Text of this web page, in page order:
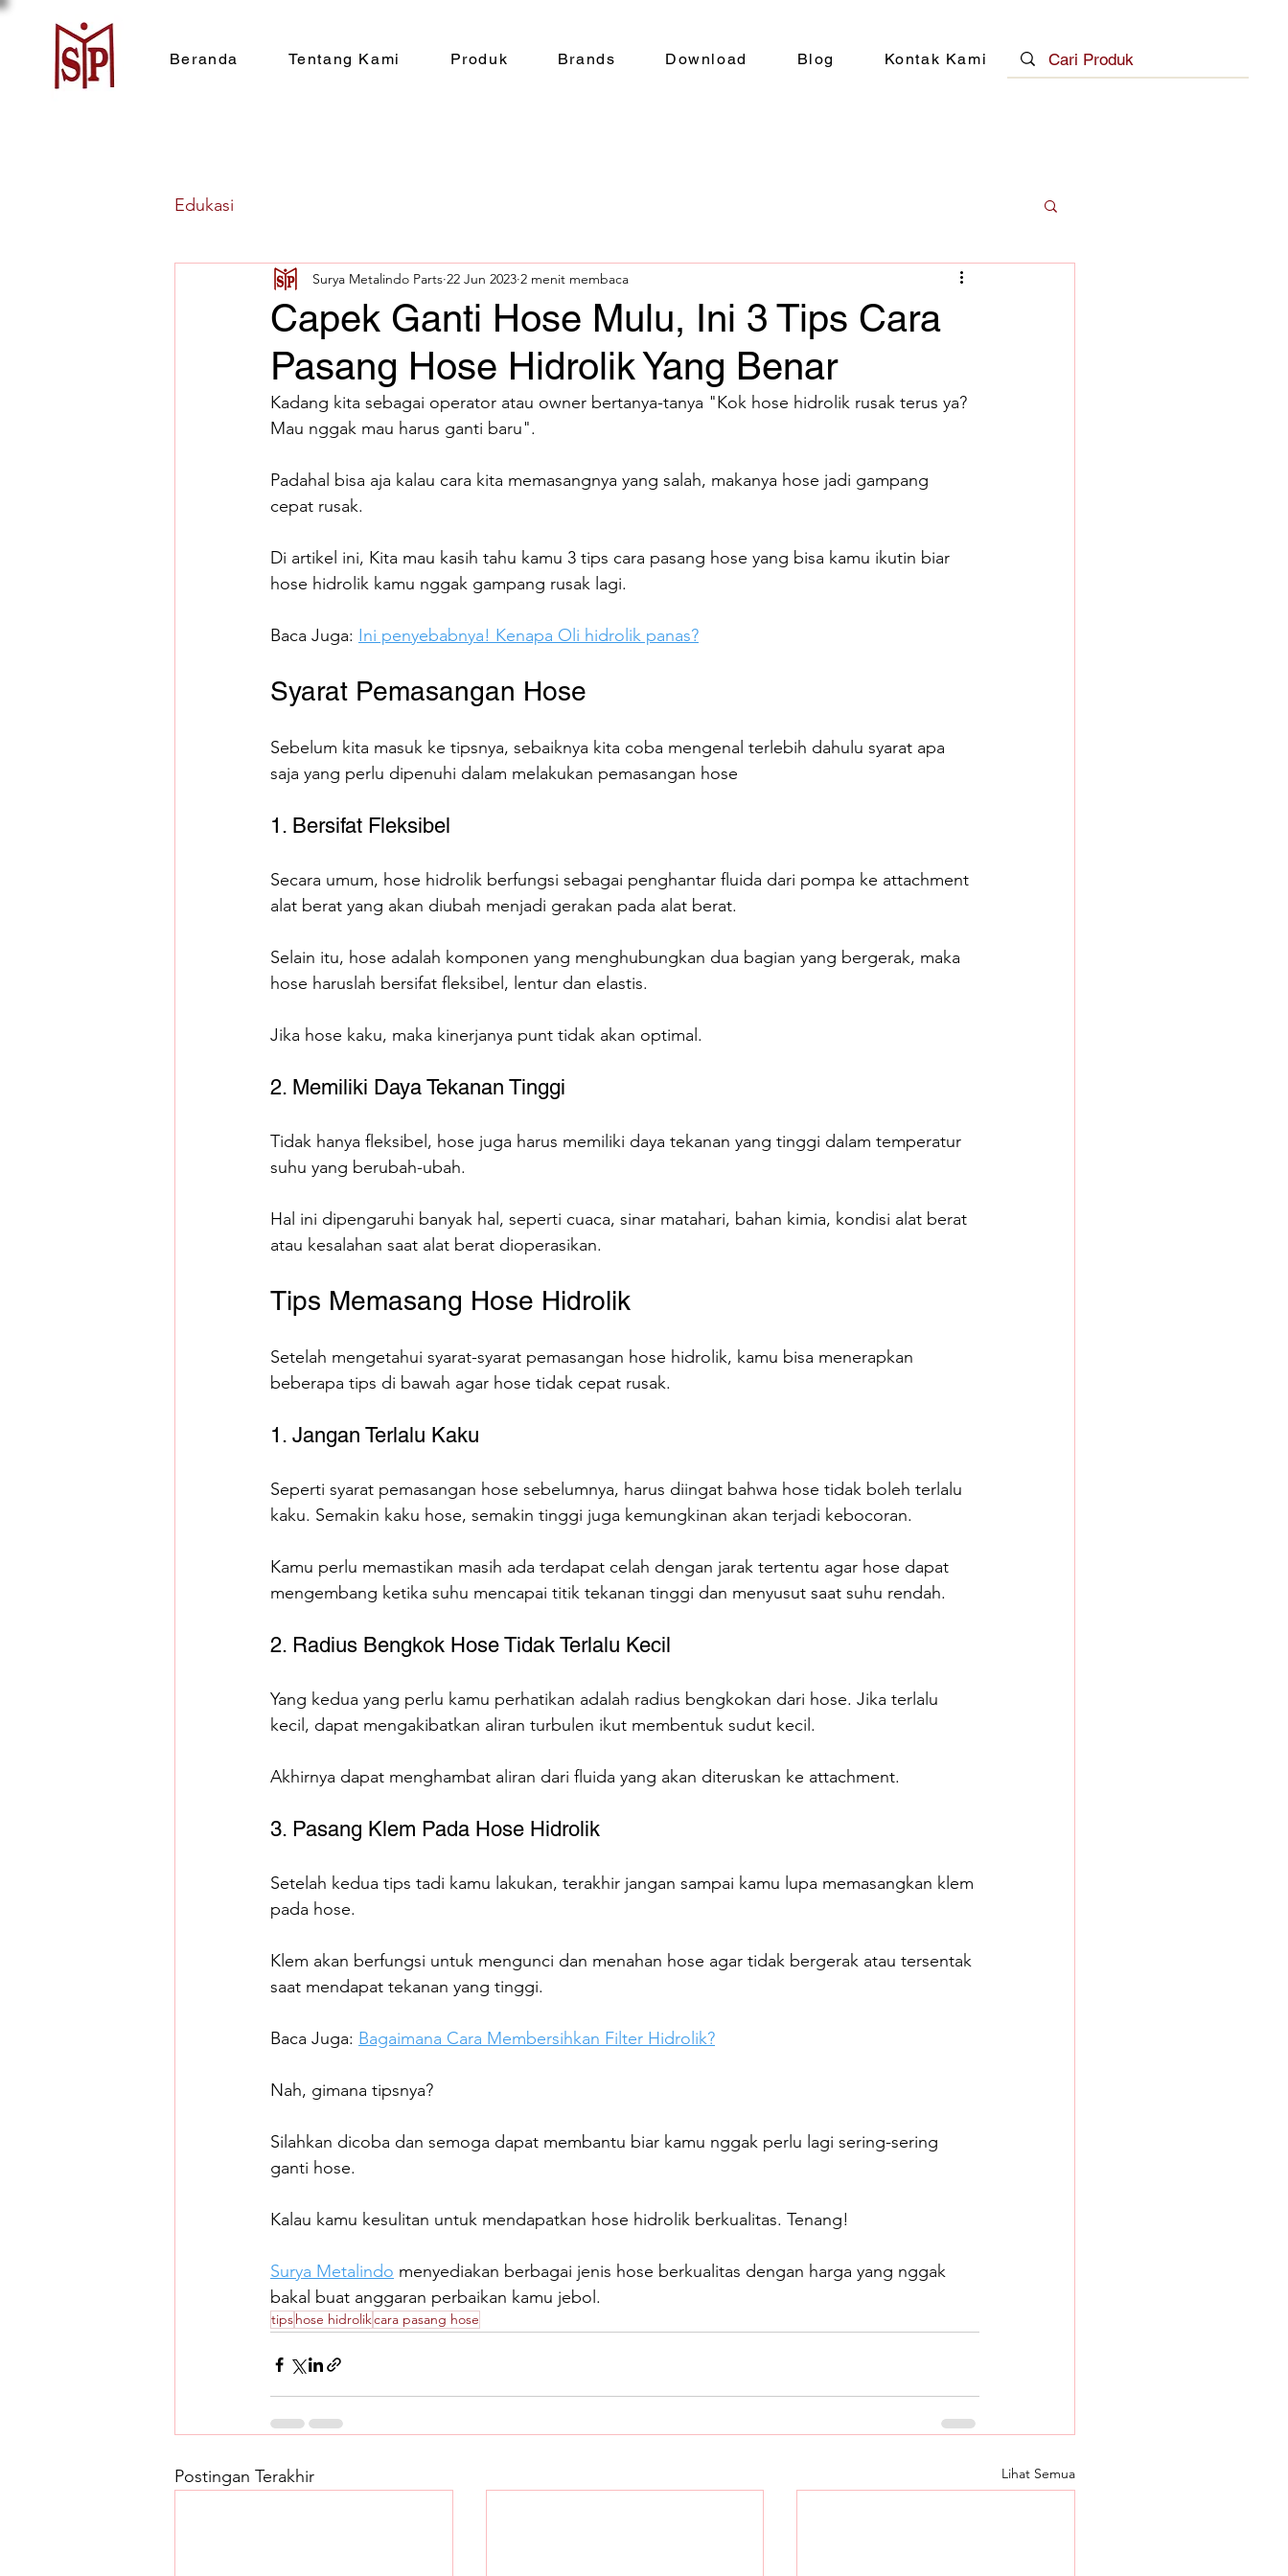
Beranda Tentang Kami Produk Brands Download Blog Kontak Kami
Edukasi
Capek Ganti Hose Mulu, Ini 3 Tips Cara
Pasang Hose Hidrolik Yang Benar
Surya Metalindo Parts 22 Jun 2023 2 menit membaca
Kadang kita sebagai operator atau owner bertanya-tanya "Kok hose hidrolik rusak terus ya?
Mau nggak mau harus ganti baru".
Padahal bisa aja kalau cara kita memasangnya yang salah, makanya hose jadi gampang
cepat rusak.
Di artikel ini, Kita mau kasih tahu kamu 3 tips cara pasang hose yang bisa kamu ikutin biar
hose hidrolik kamu nggak gampang rusak lagi.
Baca Juga: Ini penyebabnya! Kenapa Oli hidrolik panas?
Syarat Pemasangan Hose
Sebelum kita masuk ke tipsnya, sebaiknya kita coba mengenal terlebih dahulu syarat apa
saja yang perlu dipenuhi dalam melakukan pemasangan hose
1. Bersifat Fleksibel
Secara umum, hose hidrolik berfungsi sebagai penghantar fluida dari pompa ke attachment
alat berat yang akan diubah menjadi gerakan pada alat berat.
Selain itu, hose adalah komponen yang menghubungkan dua bagian yang bergerak, maka
hose haruslah bersifat fleksibel, lentur dan elastis.
Jika hose kaku, maka kinerjanya punt tidak akan optimal.
2. Memiliki Daya Tekanan Tinggi
Tidak hanya fleksibel, hose juga harus memiliki daya tekanan yang tinggi dalam temperatur
suhu yang berubah-ubah.
Hal ini dipengaruhi banyak hal, seperti cuaca, sinar matahari, bahan kimia, kondisi alat berat
atau kesalahan saat alat berat dioperasikan.
Tips Memasang Hose Hidrolik
Setelah mengetahui syarat-syarat pemasangan hose hidrolik, kamu bisa menerapkan
beberapa tips di bawah agar hose tidak cepat rusak.
1. Jangan Terlalu Kaku
Seperti syarat pemasangan hose sebelumnya, harus diingat bahwa hose tidak boleh terlalu
kaku. Semakin kaku hose, semakin tinggi juga kemungkinan akan terjadi kebocoran.
Kamu perlu memastikan masih ada terdapat celah dengan jarak tertentu agar hose dapat
mengembang ketika suhu mencapai titik tekanan tinggi dan menyusut saat suhu rendah.
2. Radius Bengkok Hose Tidak Terlalu Kecil
Yang kedua yang perlu kamu perhatikan adalah radius bengkokan dari hose. Jika terlalu
kecil, dapat mengakibatkan aliran turbulen ikut membentuk sudut kecil.
Akhirnya dapat menghambat aliran dari fluida yang akan diteruskan ke attachment.
3. Pasang Klem Pada Hose Hidrolik
Setelah kedua tips tadi kamu lakukan, terakhir jangan sampai kamu lupa memasangkan klem
pada hose.
Klem akan berfungsi untuk mengunci dan menahan hose agar tidak bergerak atau tersentak
saat mendapat tekanan yang tinggi.
Baca Juga: Bagaimana Cara Membersihkan Filter Hidrolik?
Nah, gimana tipsnya?
Silahkan dicoba dan semoga dapat membantu biar kamu nggak perlu lagi sering-sering
ganti hose.
Kalau kamu kesulitan untuk mendapatkan hose hidrolik berkualitas. Tenang!
Surya Metalindo menyediakan berbagai jenis hose berkualitas dengan harga yang nggak
bakal buat anggaran perbaikan kamu jebol.
tipshose hidrolikcara pasang hose
Postingan Terakhir Lihat Semua